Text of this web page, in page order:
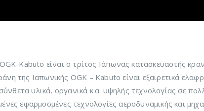
Kabuto είναι ο τρίτος Ιάπωνας κατασκευαστής
Ιαπωνικής OGK – Kabuto είναι εξαιρετικά
υλικά, οργανικά κ.α. υψηλής τεχνολογίας σε
εφαρμοσμένες τεχνολογίες αεροδυναμικής και